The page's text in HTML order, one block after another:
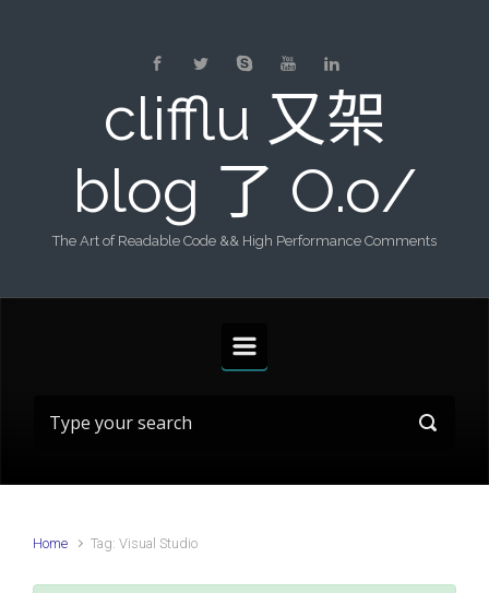
clifflu 又架
blog 了 O.o/
The Art of Readable Code && High Performance Comments
Home Tag: Visual Studio